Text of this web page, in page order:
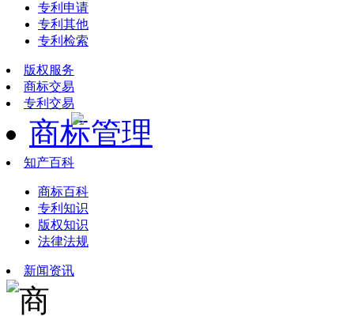
专利申请
专利其他
专利检索
版权服务
商标交易
专利交易
商标管理
知产百科
商标百科
专利知识
版权知识
法律法规
新闻资讯